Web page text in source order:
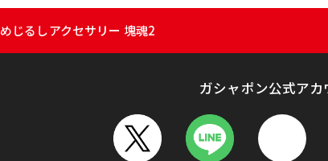
めじるしアクセサリー 塊魂2
ガシャポン公式アカ